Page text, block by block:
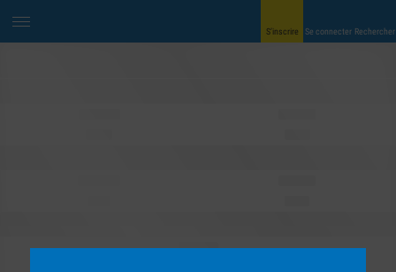
S’inscrire Se connecter Rechercher